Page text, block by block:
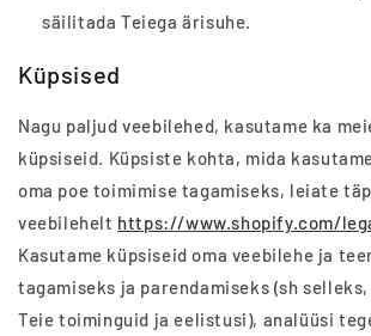
säilitada Teiega ärisuhe.
Küpsised
Nagu paljud veebilehed, kasutame ka
küpsiseid. Küpsiste kohta, mida
oma poe toimimise tagamiseks, leiate
veebilehelt https://www.shopify.com/
Kasutame küpsiseid oma veebilehe ja
tagamiseks ja parendamiseks (sh
Teie toiminguid ja eelistusi), analüüsi